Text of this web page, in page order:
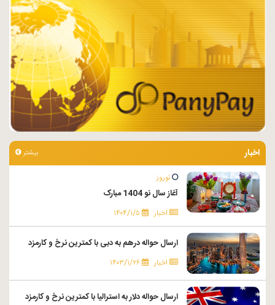
اخبار بیشتر
نوروز
آغاز سال نو 1404 مبارک
اخبار ۱۴۰۴/۱/۵
ارسال حواله درهم به دبی با کمترین نرخ و کارمزد
اخبار ۱۴۰۳/۱/۲۶
ارسال حواله دلار به استرالیا با کمترین نرخ و کارمزد